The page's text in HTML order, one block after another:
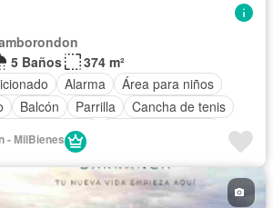
5 Baños
374 m²
Alarma
Área para niños
Balcón Parrilla
Cancha de tenis
Cocina equipada
Internet Jacuzzi Jardín
Vista panorámica
Wifi
- MilBienes